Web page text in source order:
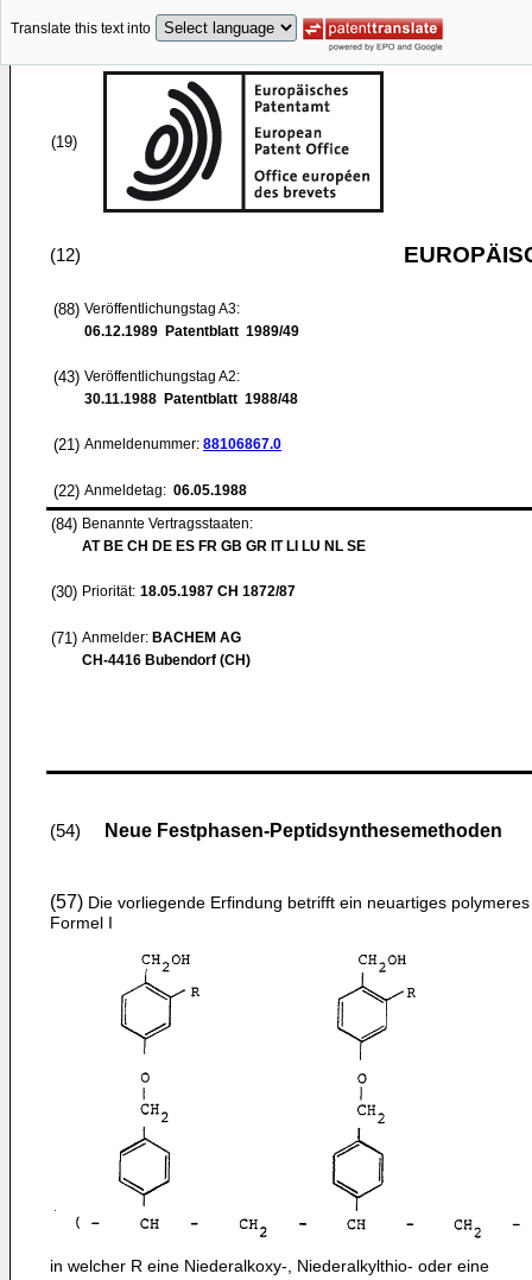
Translate this text into
(19)
(12)
(88) Veröffentlichungstag A3:
06.12.1989 Patentblatt 1989/49
(43) Veröffentlichungstag A2:
30.11.1988 Patentblatt 1988/48
(21) Anmeldenummer: 88106867.0
(22) Anmeldetag: 06.05.1988
(84) Benannte Vertragsstaaten:
AT BE CH DE ES FR GB GR IT LI LU NL SE
(30) Priorität: 18.05.1987 CH 1872/87
(71) Anmelder: BACHEM AG
CH-4416 Bubendorf (CH)
(54) Neue Festphasen-Peptidsynthesemethoden
(57) Die vorliegende Erfindung betrifft ein neuartiges
Formel I
in welcher R eine Niederalkoxy-, Niederalkylthio- oder eine